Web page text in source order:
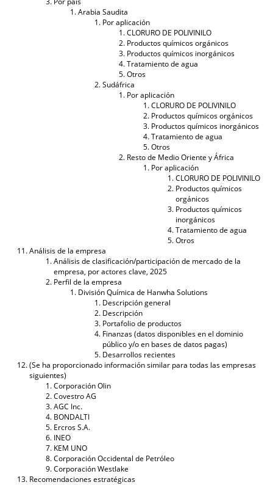
Arabia Saudita
Por aplicación
CLORURO DE POLIVINILO
Productos químicos orgánicos
Productos químicos inorgánicos
Tratamiento de agua
Otros
Sudáfrica
Por aplicación
CLORURO DE POLIVINILO
Productos químicos orgánicos
Productos químicos inorgánicos
Tratamiento de agua
Otros
Resto de Medio Oriente y África
Por aplicación
CLORURO DE POLIVINILO
Productos químicos
orgánicos
Productos químicos
inorgánicos
Tratamiento de agua
Otros
Análisis de la empresa
Análisis de clasificación/participación de mercado de la
empresa, por actores clave, 2025
Perfil de la empresa
División Química de Hanwha Solutions
Descripción general
Descripción
Portafolio de productos
Finanzas (datos disponibles en el dominio
público y/o en bases de datos pagas)
Desarrollos recientes
(Se ha proporcionado información similar para todas las empresas
siguientes)
Corporación Olin
Covestro AG
AGC Inc.
BONDALTI
Ercros S.A.
INEO
KEM UNO
Corporación Occidental de Petróleo
Corporación Westlake
Recomendaciones estratégicas